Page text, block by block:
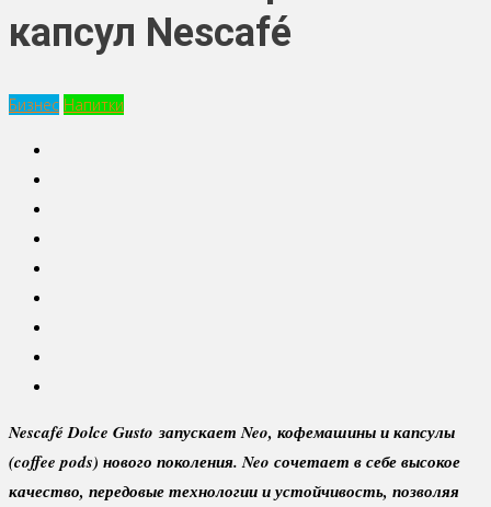
капсул Nescafé
Бизнес Напитки
Nescafé Dolce Gusto запускает Neo, кофемашины и капсулы
(coffee pods) нового поколения. Neo сочетает в себе высокое
качество, передовые технологии и устойчивость, позволяя